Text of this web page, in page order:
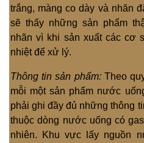
trắng, màng co dày và nhăn
sẽ thấy những sản phẩm
nhãn vì khi sản xuất các cơ
nhiệt để xử lý.
Thông tin sản phẩm:Theo
mỗi một sản phẩm nước
phải ghi đầy đủ những thông
thuộc dòng nước uống có
nhiên. Khu vực lấy nguồn